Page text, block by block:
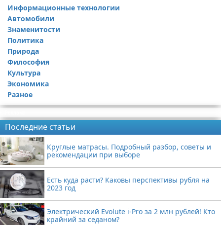
Информационные технологии
Автомобили
Знаменитости
Политика
Природа
Философия
Культура
Экономика
Разное
Последние статьи
Круглые матрасы. Подробный разбор, советы и
рекомендации при выборе
Есть куда расти? Каковы перспективы рубля на
2023 год
Электрический Evolute i-Pro за 2 млн рублей! Кто
крайний за седаном?